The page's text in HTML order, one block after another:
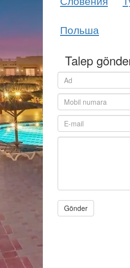
Польша
Talep
Gönder